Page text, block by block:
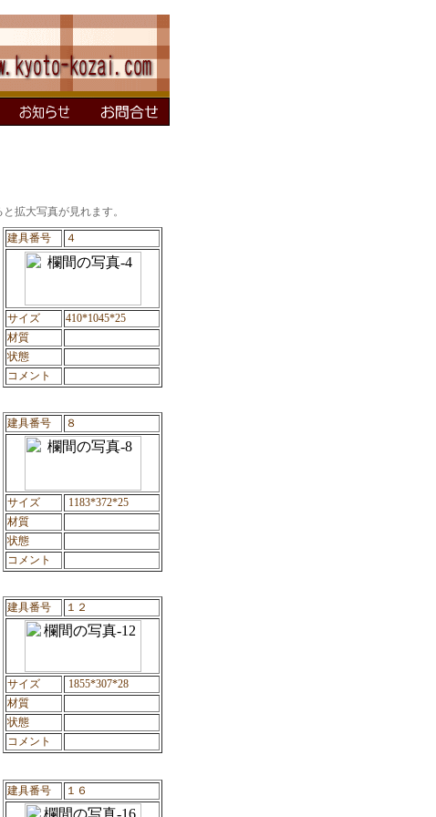
拡大写真が見れます。
建具番号 ４
サイズ
410*1045*25
材質
状態
コメント
建具番号 ８
サイズ
1183*372*25
材質
状態
コメント
建具番号 １２
サイズ
1855*307*28
材質
状態
コメント
建具番号 １６